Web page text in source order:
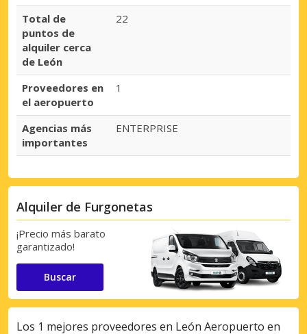
Total de
puntos de
alquiler cerca
de León
22
Proveedores en
el aeropuerto
1
Agencias más
importantes
ENTERPRISE
Alquiler de Furgonetas
¡Precio más barato
garantizado!
Buscar
Los 1 mejores proveedores en León Aeropuerto en